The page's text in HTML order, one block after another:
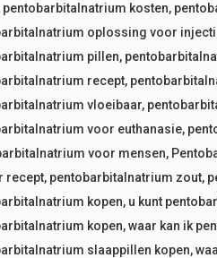
pentobarbitalnatrium kosten,
oplossing voor
pillen,
recept,
vloeibaar,
voor euthanasie,
voor mensen,
recept, pentobarbitalnatrium zout,
kopen, u kunt
kopen,waar kan ik
slaappillen kopen,